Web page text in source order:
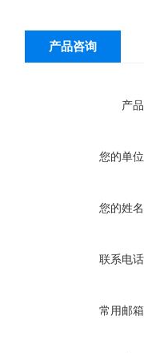
产品咨询
产
您的单
您的姓
联系电
常用邮